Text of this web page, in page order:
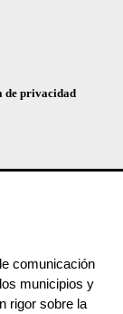
de privacidad
comunicación
municipios y
rigor sobre la